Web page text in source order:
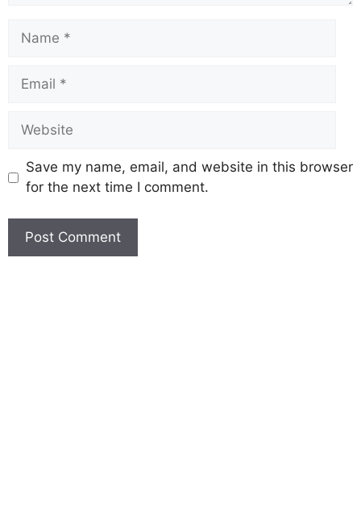
Save my name, email, and website in this browser
for the next time I comment.